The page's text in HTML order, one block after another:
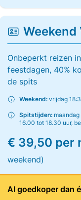
Weekend
Onbeperkt reizen
feestdagen, 40%
de spits
Weekend: vrijdag
Spitstijden:
16.00 tot 18.30 uur,
€ 39,50 per
weekend)
Al goedkoper dan